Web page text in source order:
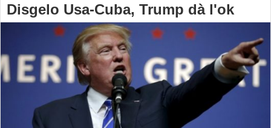
Disgelo Usa-Cuba, Trump dà l'ok